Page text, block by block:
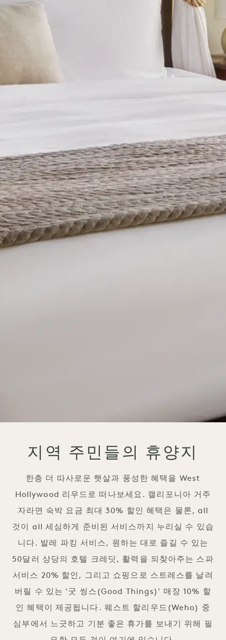
지역 주민들의 휴양지
한층 더 따사로운 햇살과 풍성한 혜택을 West
Hollywood 리우드로 떠나보세요. 캘리포니아 거주
자라면 숙박 요금 최대 30% 할인 혜택은 물론, all
것이 all 세심하게 준비된 서비스까지 누리실 수 있습
니다. 발레 파킹 서비스, 원하는 대로 즐길 수 있는
50달러 상당의 호텔 크레딧, 활력을 되찾아주는 스파
서비스 20% 할인, 그리고 쇼핑으로 스트레스를 날려
버릴 수 있는 '굿 씽스(Good Things)' 매장 10% 할
인 혜택이 제공됩니다. 웨스트 할리우드(Weho) 중
심부에서 느긋하고 기분 좋은 휴가를 보내기 위해 필